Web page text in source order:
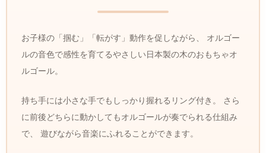
お子様の「掴む」「転がす」動作を促しながら、 オルゴー
ルの音色で感性を育てるやさしい日本製の木のおもちゃオ
ルゴール。
持ち手には小さな手でもしっかり握れるリング付き。 さら
に前後どちらに動かしてもオルゴールが奏でられる仕組み
で、 遊びながら音楽にふれることができます。